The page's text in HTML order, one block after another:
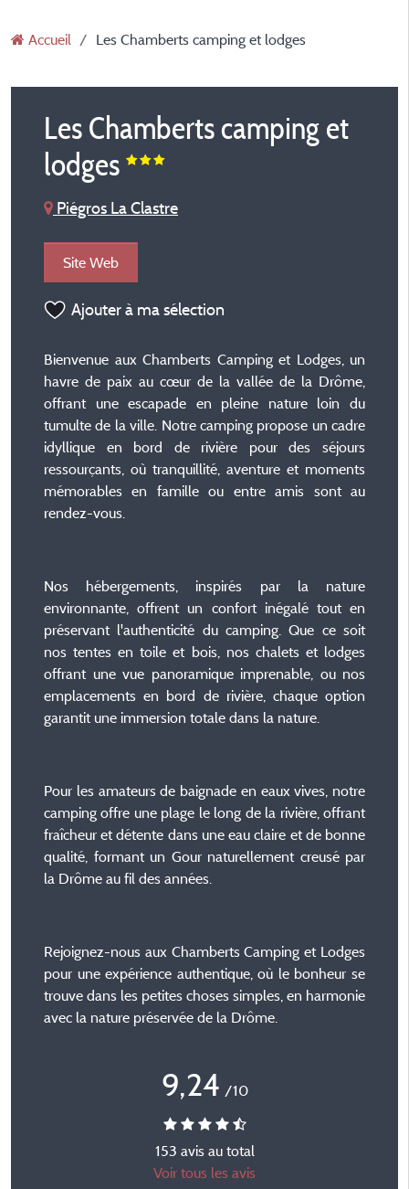
Accueil Les Chamberts camping et lodges
Les Chamberts camping et
lodges
Piégros La Clastre
Site Web
Ajouter à ma sélection
Bienvenue aux Chamberts Camping et Lodges, un
havre de paix au cœur de la vallée de la Drôme,
offrant une escapade en pleine nature loin du
tumulte de la ville. Notre camping propose un cadre
idyllique en bord de rivière pour des séjours
ressourçants, où tranquillité, aventure et moments
mémorables en famille ou entre amis sont au
rendez-vous.
Nos hébergements, inspirés par la nature
environnante, offrent un confort inégalé tout en
préservant l'authenticité du camping. Que ce soit
nos tentes en toile et bois, nos chalets et lodges
offrant une vue panoramique imprenable, ou nos
emplacements en bord de rivière, chaque option
garantit une immersion totale dans la nature.
Pour les amateurs de baignade en eaux vives, notre
camping offre une plage le long de la rivière, offrant
fraîcheur et détente dans une eau claire et de bonne
qualité, formant un Gour naturellement creusé par
la Drôme au fil des années.
Rejoignez-nous aux Chamberts Camping et Lodges
pour une expérience authentique, où le bonheur se
trouve dans les petites choses simples, en harmonie
avec la nature préservée de la Drôme.
9,24 /10
153 avis au total
Voir tous les avis